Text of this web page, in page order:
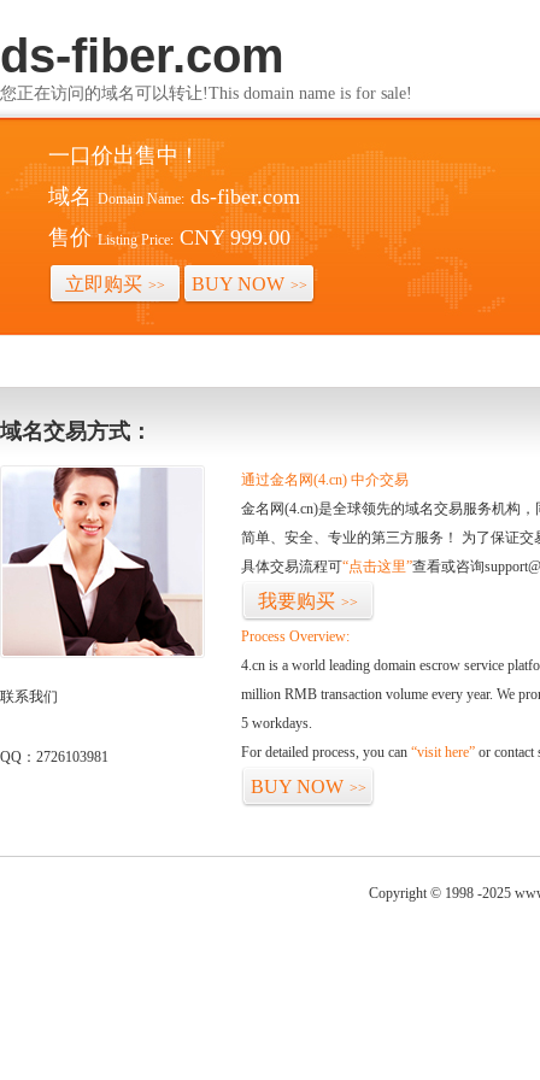
ds-fiber.com
您正在访问的域名可以转让!This domain name is for sale!
一口价出售中！
域名 Domain Name: ds-fiber.com
售价 Listing Price: CNY 999.00
立即购买 >> BUY NOW >>
域名交易方式：
联系我们
QQ：2726103981
通过金名网(4.cn) 中介交易
金名网(4.cn)是全球领先的域名交易服务机构
简单、安全、专业的第三方服务！ 为了保证
具体交易流程可“点击这里”查看或咨询
我要购买 >>
Process Overview:
4.cn is a world leading domain escrow service
million RMB transaction volume every year. We
5 workdays.
For detailed process, you can “visit here” or contact
BUY NOW >>
Copyright © 1998 -2025